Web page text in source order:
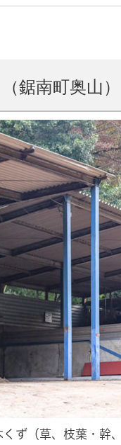
（鋸南町奥山）
くず（草、枝葉・